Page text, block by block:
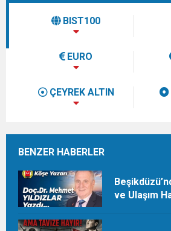
BIST100
EURO
ÇEYREK ALTIN
BENZER HABERLER
ve Ulaşım